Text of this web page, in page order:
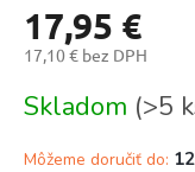
17,95 €
17,10 € bez DPH
cena:
Skladom (>5
Môžeme doručiť do: